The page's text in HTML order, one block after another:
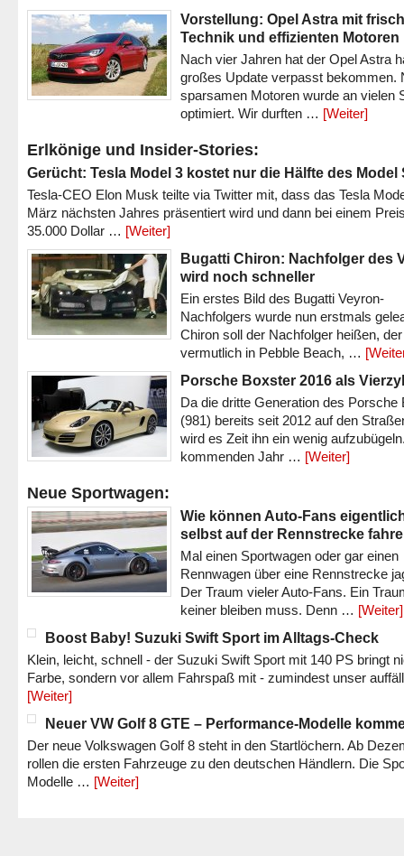
Vorstellung: Opel Astra mit
Technik und effizienten Motoren
Nach vier Jahren hat der Opel Astra
großes Update verpasst bekommen.
sparsamen Motoren wurde an vielen
optimiert. Wir durften … [Weiter]
Erlkönige und Insider-Stories:
Gerücht: Tesla Model 3 kostet nur die Hälfte des Model
Tesla-CEO Elon Musk teilte via Twitter mit, dass das Tesla
März nächsten Jahres präsentiert wird und dann bei einem
35.000 Dollar … [Weiter]
Bugatti Chiron: Nachfolger des
wird noch schneller
Ein erstes Bild des Bugatti Veyron-
Nachfolgers wurde nun erstmals
Chiron soll der Nachfolger heißen, der
vermutlich in Pebble Beach, …
Porsche Boxster 2016 als
Da die dritte Generation des Porsche
(981) bereits seit 2012 auf den
wird es Zeit ihn ein wenig
kommenden Jahr … [Weiter]
Neue Sportwagen:
Wie können Auto-Fans
selbst auf der Rennstrecke
Mal einen Sportwagen oder gar einen
Rennwagen über eine Rennstrecke
Der Traum vieler Auto-Fans. Ein
keiner bleiben muss. Denn … [Weiter]
Boost Baby! Suzuki Swift Sport im Alltags-Check
Klein, leicht, schnell - der Suzuki Swift Sport mit 140 PS bringt
Farbe, sondern vor allem Fahrspaß mit - zumindest unser
[Weiter]
Neuer VW Golf 8 GTE – Performance-Modelle
Der neue Volkswagen Golf 8 steht in den Startlöchern. Ab
rollen die ersten Fahrzeuge zu den deutschen Händlern. Die
Modelle … [Weiter]